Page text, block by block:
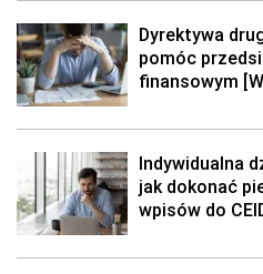
Dyrektywa
pomóc
finansowym
Indywidualna
jak dokonać
wpisów do